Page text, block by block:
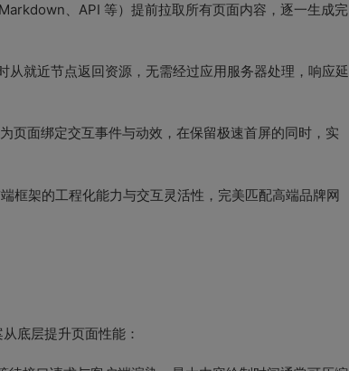
、API 等）提前拉取所有页面内容，逐一生成完
从就近节点返回资源，无需经过应用服务器处理，响应延
页面绑定交互事件与动效，在保留极速首屏的同时，实
框架的工程化能力与交互灵活性，完美匹配高端品牌网
底层提升页面性能：